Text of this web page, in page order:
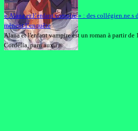
« Alana et l’enfant vampire » : des collégien.ne.s
mènent l’enquête
Alana et l'enfant vampire est un roman à partir de
Cordélia, paru aux…